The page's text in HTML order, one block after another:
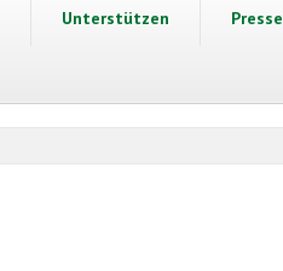
Unterstützen Presse